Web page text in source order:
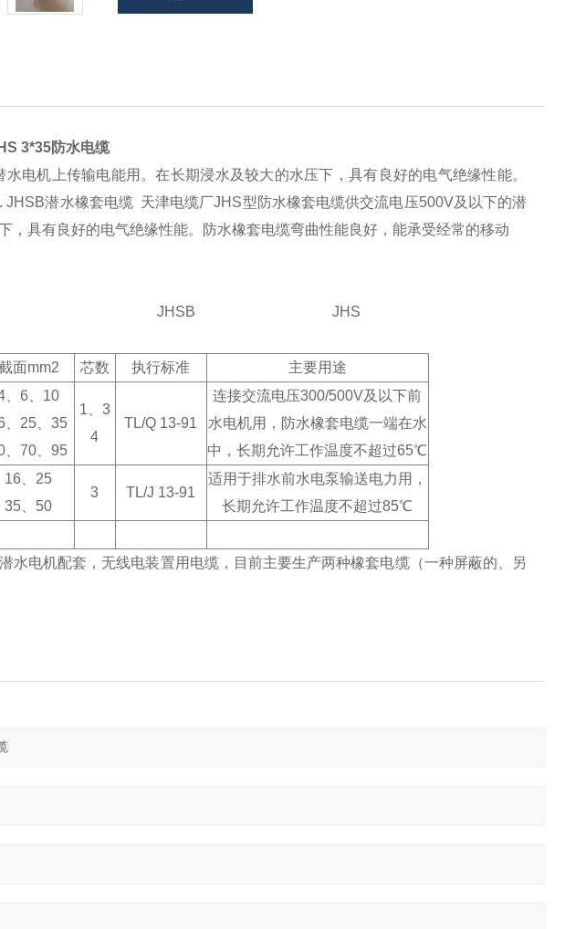
3*35防水电缆
电机上传输电能用。在长期浸水及较大的水压下，具有良好的电气绝缘性能。
JHSB潜水橡套电缆 天津电缆厂JHS型防水橡套电缆供交流电压500V及以下的潜
，具有良好的电气绝缘性能。防水橡套电缆弯曲性能良好，能承受经常的移动
JHSB JHS
面mm2 芯数 执行标准 主要用途
、6、10
、25、35
、70、95
1 、3
4
TL/Q 13-91
连接交流电压300/500V及以下前
水电机用，防水橡套电缆一端在水
中，长期允许工作温度不超过65℃
16 、25
35、50
3 TL/J 13-91
适用于排水前水电泵输送电力用，
长期允许工作温度不超过85℃
水电机配套，无线电装置用电缆，目前主要生产两种橡套电缆（一种屏蔽的、另